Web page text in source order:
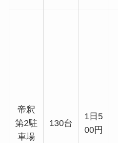
帝釈
第2駐
車場
130台
1日5
00円